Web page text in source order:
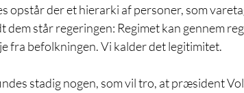
opstår der et hierarki af personer, som
dem står regeringen: Regimet kan gennem
fra befolkningen. Vi kalder det legitimitet.
stadig nogen, som vil tro, at præsident